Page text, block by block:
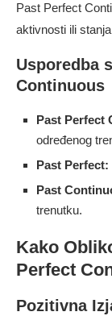
Past Perfect
aktivnosti ili
Usporedba
Continuous
Past Perfect
određenog
Past Perfect:
Past
trenutku.
Kako
Perfect
Pozitivna